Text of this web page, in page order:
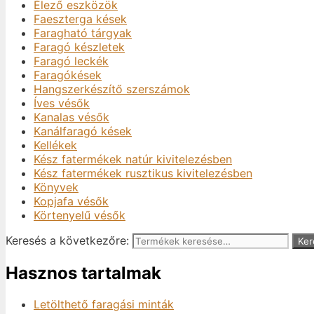
Élező eszközök
Faeszterga kések
Faragható tárgyak
Faragó készletek
Faragó leckék
Faragókések
Hangszerkészítő szerszámok
Íves vésők
Kanalas vésők
Kanálfaragó kések
Kellékek
Kész fatermékek natúr kivitelezésben
Kész fatermékek rusztikus kivitelezésben
Könyvek
Kopjafa vésők
Körtenyelű vésők
Keresés a következőre:
Hasznos tartalmak
Letölthető faragási minták